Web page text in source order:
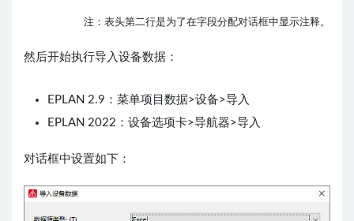
注：表头第二行是为了在字段分配对话框中显示注释。
然后开始执行导入设备数据：
EPLAN 2.9：菜单项目数据>设备>导入
EPLAN 2022：设备选项卡>导航器>导入
对话框中设置如下：